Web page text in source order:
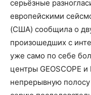
серьёзные
европейскими
(США) сообщила о
произошедших с
уже само по себе
центры GEOSCOPE
непрерывную